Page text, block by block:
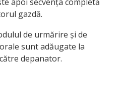
gazdă.
de urmărire și de
sunt adăugate la
depanator.